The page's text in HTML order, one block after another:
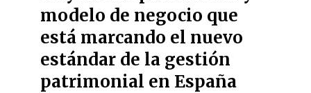
modelo de negocio que
está marcando el nuevo
estándar de la gestión
patrimonial en España